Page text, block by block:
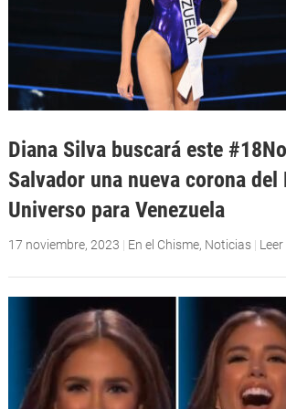
Diana Silva buscará este
Salvador una nueva corona del
Universo para Venezuela
17 noviembre, 2023 | En el Chisme, Noticias |